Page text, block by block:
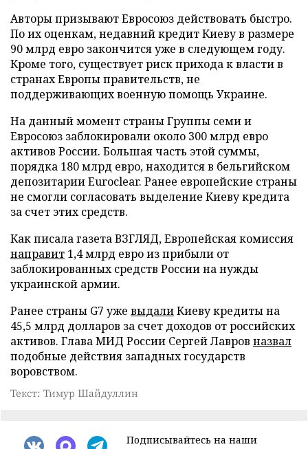
Авторы призывают Евросоюз действовать быстро.
По их оценкам, недавний кредит Киеву в размере
90 млрд евро закончится уже в следующем году.
Кроме того, существует риск прихода к власти в
странах Европы правительств, не
поддерживающих военную помощь Украине.
На данный момент страны Группы семи и
Евросоюз заблокировали около 300 млрд евро
активов России. Большая часть этой суммы,
порядка 180 млрд евро, находится в бельгийском
депозитарии Euroclear. Ранее европейские страны
не смогли согласовать выделение Киеву кредита
за счет этих средств.
Как писала газета ВЗГЛЯД, Европейская комиссия
направит 1,4 млрд евро из прибыли от
заблокированных средств России на нужды
украинской армии.
Ранее страны G7 уже выдалиКиеву кредиты на
45,5 млрд долларов за счет доходов от российских
активов. Глава МИД России Сергей Лавров назвал
подобные действия западных государств
воровством.
Текст: Тимур Шайдуллин
Подписывайтесь на наши